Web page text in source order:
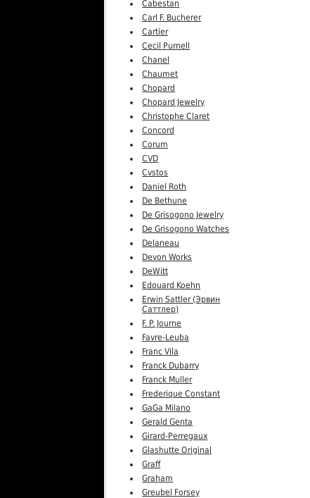
Cabestan
Carl F. Bucherer
Cartier
Cecil Purnell
Chanel
Chaumet
Chopard
Chopard Jewelry
Christophe Claret
Concord
Corum
CVD
Cvstos
Daniel Roth
De Bethune
De Grisogono Jewelry
De Grisogono Watches
Delaneau
Devon Works
DeWitt
Edouard Koehn
Erwin Sattler (Эрвин
Саттлер)
F. P. Journe
Favre-Leuba
Franc Vila
Franck Dubarry
Franck Muller
Frederique Constant
GaGa Milano
Gerald Genta
Girard-Perregaux
Glashutte Original
Graff
Graham
Greubel Forsey